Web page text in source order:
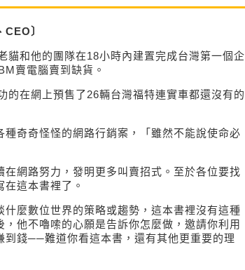
〕
和他的團隊在18小時內建置完成台灣第一個企
賣電腦賣到缺貨。
在網上預售了26輛台灣福特連實車都還沒有的
奇奇怪怪的網路行銷案，「雖然不能說使命必
網路努力，發明更多叫賣招式。至於各位要找
這本書裡了。
麼數位世界的策略或趨勢，這本書裡沒有這種
他不嚕嗦的心願是告訴你怎麼做，邀請你利用
到錢──難道你看這本書，還有其他更重要的理